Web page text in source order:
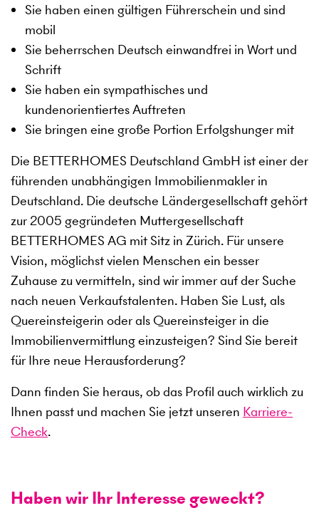
Sie haben einen gültigen Führerschein und sind
mobil
Sie beherrschen Deutsch einwandfrei in Wort und
Schrift
Sie haben ein sympathisches und
kundenorientiertes Auftreten
Sie bringen eine große Portion Erfolgshunger mit
Die BETTERHOMES Deutschland GmbH ist einer der
führenden unabhängigen Immobilienmakler in
Deutschland. Die deutsche Ländergesellschaft gehört
zur 2005 gegründeten Muttergesellschaft
BETTERHOMES AG mit Sitz in Zürich. Für unsere
Vision, möglichst vielen Menschen ein besser
Zuhause zu vermitteln, sind wir immer auf der Suche
nach neuen Verkaufstalenten. Haben Sie Lust, als
Quereinsteigerin oder als Quereinsteiger in die
Immobilienvermittlung einzusteigen? Sind Sie bereit
für Ihre neue Herausforderung?
Dann finden Sie heraus, ob das Profil auch wirklich zu
Ihnen passt und machen Sie jetzt unseren Karriere-
Check.
Haben wir Ihr Interesse geweckt?